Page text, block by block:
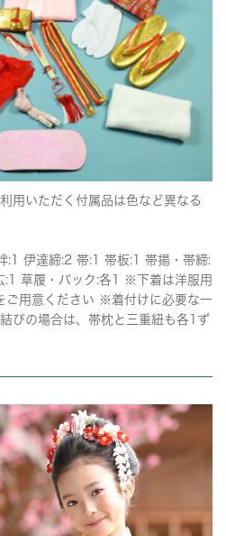
用いただく付属品は色など異なる
:1 伊達締:2 帯:1 帯板:1 帯揚・帯締:
:1 草履・バック:各1 ※下着は洋服用
ご用意ください ※着付けに必要な一
びの場合は、帯枕と三重紐も各1ず